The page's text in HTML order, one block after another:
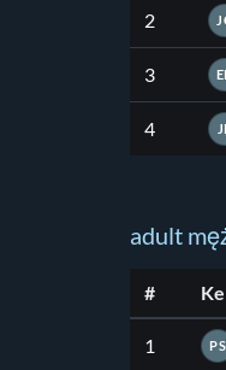
2
3
4
adult
#
1 PS